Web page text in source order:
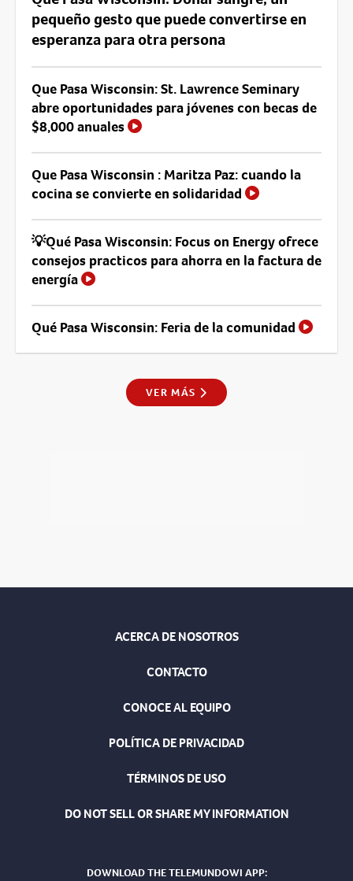
pequeño gesto que puede convertirse en
esperanza para otra persona
Que Pasa Wisconsin: St. Lawrence Seminary
abre oportunidades para jóvenes con becas de
$8,000 anuales
Que Pasa Wisconsin : Maritza Paz: cuando la
cocina se convierte en solidaridad
💡Qué Pasa Wisconsin: Focus on Energy ofrece
consejos practicos para ahorra en la factura de
energía
Qué Pasa Wisconsin: Feria de la comunidad
VER MÁS
ACERCA DE NOSOTROS
CONTACTO
CONOCE AL EQUIPO
POLÍTICA DE PRIVACIDAD
TÉRMINOS DE USO
DO NOT SELL OR SHARE MY INFORMATION
DOWNLOAD THE TELEMUNDOWI APP: